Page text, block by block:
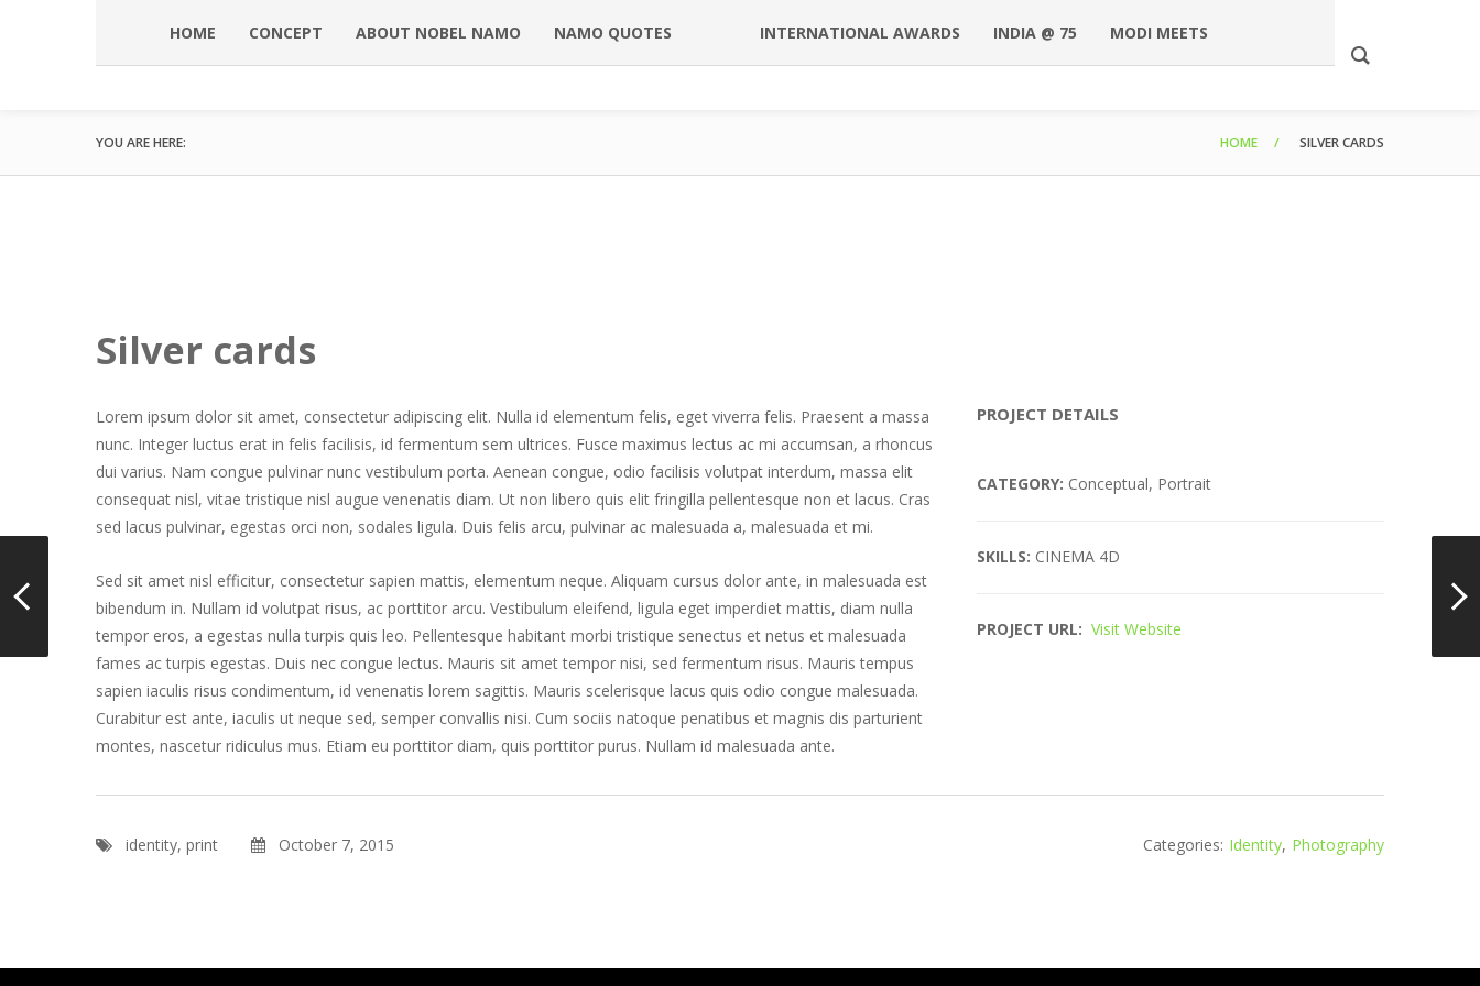
HOME CONCEPT ABOUT NOBEL NAMO NAMO QUOTES INTERNATIONAL AWARDS INDIA @ 75 MODI MEETS
YOU ARE HERE: HOME SILVER CARDS
Silver cards
Lorem ipsum dolor sit amet, consectetur adipiscing elit. Nulla id elementum felis, eget viverra felis. Praesent a massa
nunc. Integer luctus erat in felis facilisis, id fermentum sem ultrices. Fusce maximus lectus ac mi accumsan, a rhoncus
dui varius. Nam congue pulvinar nunc vestibulum porta. Aenean congue, odio facilisis volutpat interdum, massa elit
consequat nisl, vitae tristique nisl augue venenatis diam. Ut non libero quis elit fringilla pellentesque non et lacus. Cras
sed lacus pulvinar, egestas orci non, sodales ligula. Duis felis arcu, pulvinar ac malesuada a, malesuada et mi.
Sed sit amet nisl efficitur, consectetur sapien mattis, elementum neque. Aliquam cursus dolor ante, in malesuada est
bibendum in. Nullam id volutpat risus, ac porttitor arcu. Vestibulum eleifend, ligula eget imperdiet mattis, diam nulla
tempor eros, a egestas nulla turpis quis leo. Pellentesque habitant morbi tristique senectus et netus et malesuada
fames ac turpis egestas. Duis nec congue lectus. Mauris sit amet tempor nisi, sed fermentum risus. Mauris tempus
sapien iaculis risus condimentum, id venenatis lorem sagittis. Mauris scelerisque lacus quis odio congue malesuada.
Curabitur est ante, iaculis ut neque sed, semper convallis nisi. Cum sociis natoque penatibus et magnis dis parturient
montes, nascetur ridiculus mus. Etiam eu porttitor diam, quis porttitor purus. Nullam id malesuada ante.
PROJECT DETAILS
CATEGORY: Conceptual, Portrait
SKILLS: CINEMA 4D
PROJECT URL: Visit Website
identity, print October 7, 2015 Categories: Identity, Photography